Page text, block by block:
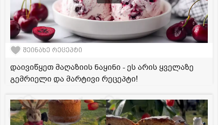
შეინახე რეცეპტი
დაივიწყეთ მაღაზიის ნაყინი - ეს არის ყველაზე
გემრიელი და მარტივი რეცეპტი!